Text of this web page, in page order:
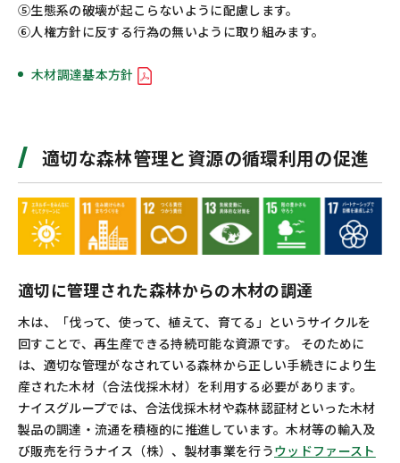
⑤生態系の破壊が起こらないように配慮します。
⑥人権方針に反する行為の無いように取り組みます。
木材調達基本方針
適切な森林管理と資源の循環利用の促進
適切に管理された森林からの木材の調達
木は、「伐って、使って、植えて、育てる」というサイクルを
回すことで、再生産できる持続可能な資源です。 そのために
は、適切な管理がなされている森林から正しい手続きにより生
産された木材（合法伐採木材）を利用する必要があります。
ナイスグループでは、合法伐採木材や森林認証材といった木材
製品の調達・流通を積極的に推進しています。木材等の輸入及
び販売を行うナイス（株）、製材事業を行うウッドファースト